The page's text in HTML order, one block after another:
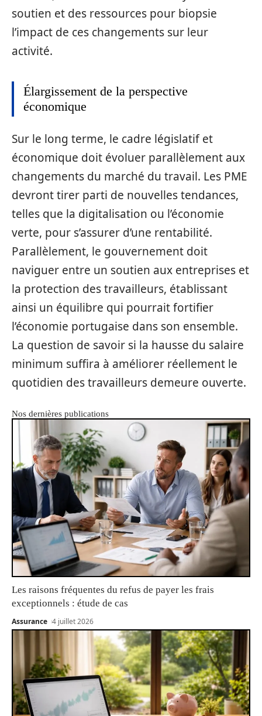
soutien et des ressources pour biopsie
l’impact de ces changements sur leur
activité.
Élargissement de la perspective
économique
Sur le long terme, le cadre législatif et
économique doit évoluer parallèlement aux
changements du marché du travail. Les PME
devront tirer parti de nouvelles tendances,
telles que la digitalisation ou l’économie
verte, pour s’assurer d’une rentabilité.
Parallèlement, le gouvernement doit
naviguer entre un soutien aux entreprises et
la protection des travailleurs, établissant
ainsi un équilibre qui pourrait fortifier
l’économie portugaise dans son ensemble.
La question de savoir si la hausse du salaire
minimum suffira à améliorer réellement le
quotidien des travailleurs demeure ouverte.
Nos dernières publications
Les raisons fréquentes du refus de payer les frais
exceptionnels : étude de cas
Assurance 4 juillet 2026